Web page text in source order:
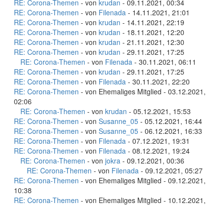
RE: Corona-Themen - von krudan - 09.11.2021, 00:34
RE: Corona-Themen - von Filenada - 14.11.2021, 21:01
RE: Corona-Themen - von krudan - 14.11.2021, 22:19
RE: Corona-Themen - von krudan - 18.11.2021, 12:20
RE: Corona-Themen - von krudan - 21.11.2021, 12:30
RE: Corona-Themen - von krudan - 29.11.2021, 17:25
RE: Corona-Themen - von Filenada - 30.11.2021, 06:11
RE: Corona-Themen - von krudan - 29.11.2021, 17:25
RE: Corona-Themen - von Filenada - 30.11.2021, 22:20
RE: Corona-Themen - von Ehemaliges Mitglied - 03.12.2021,
02:06
RE: Corona-Themen - von krudan - 05.12.2021, 15:53
RE: Corona-Themen - von Susanne_05 - 05.12.2021, 16:44
RE: Corona-Themen - von Susanne_05 - 06.12.2021, 16:33
RE: Corona-Themen - von Filenada - 07.12.2021, 19:31
RE: Corona-Themen - von Filenada - 08.12.2021, 19:24
RE: Corona-Themen - von jokra - 09.12.2021, 00:36
RE: Corona-Themen - von Filenada - 09.12.2021, 05:27
RE: Corona-Themen - von Ehemaliges Mitglied - 09.12.2021,
10:38
RE: Corona-Themen - von Ehemaliges Mitglied - 10.12.2021,